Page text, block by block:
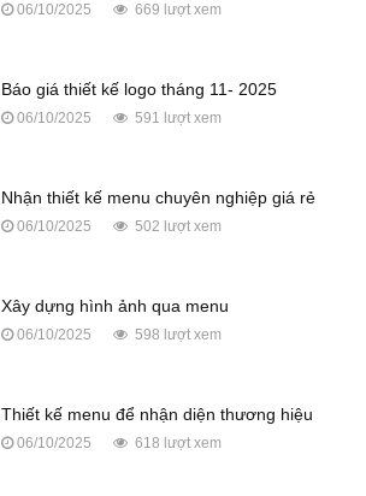
06/10/2025 669 lượt xem
Báo giá thiết kế logo tháng 11- 2025
06/10/2025 591 lượt xem
Nhận thiết kế menu chuyên nghiệp giá rẻ
06/10/2025 502 lượt xem
Xây dựng hình ảnh qua menu
06/10/2025 598 lượt xem
Thiết kế menu để nhận diện thương hiệu
06/10/2025 618 lượt xem